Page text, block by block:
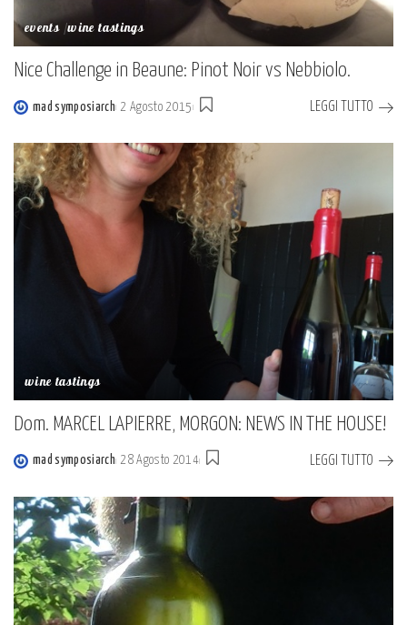
events wine tastings
Nice Challenge in Beaune: Pinot Noir vs Nebbiolo.
Posted
by
mad symposiarch 2 Agosto 2015 LEGGI TUTTO
wine tastings
Dom. MARCEL LAPIERRE, MORGON: NEWS IN THE HOUSE!
Posted
mad symposiarch 28 Agosto 2014 LEGGI TUTTO